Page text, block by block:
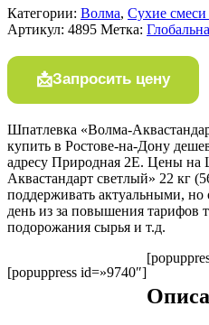
Категории: Волма, Сухие
Артикул: 4895 Метка:
Запросить цену
Шпатлевка «Волма-
купить в Ростове-на-Дону
адресу Природная 2Е. Цены на
Аквастандарт светлый» 22 кг
поддерживать актуальными,
день из за повышения тарифов
подорожания сырья и т.д.
[popuppress id=»9740″]